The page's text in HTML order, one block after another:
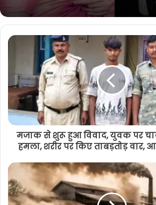
शादी का झांसा देकर दुष्कर्म,
वीडियो बनाकर किया ब्लैकमेल,
गिरफ्तार
मजाक से शुरू हुआ विवाद, युवक पर
हमला, शरीर पर किए ताबड़तोड़ वार,